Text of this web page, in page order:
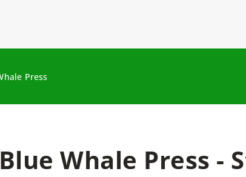
Press
Whale Press -